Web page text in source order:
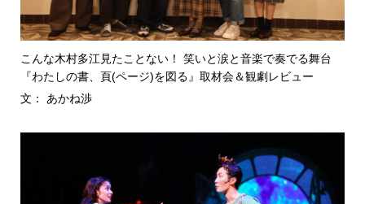
こんな木村多江見たことない！ 笑いと涙と音楽で奏でる舞台
『わたしの書、頁(ページ)を図る』取材会＆観劇レビュー
文： あかね渉